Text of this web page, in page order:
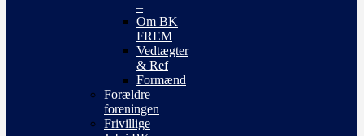
–
Om BK
FREM
Vedtægter
& Ref
Formænd
Forældre
foreningen
Frivillige